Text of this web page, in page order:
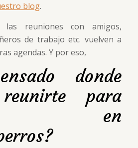
blog.
reuniones con amigos,
de trabajo etc. vuelven a
agendas. Y por eso,
donde
para
en